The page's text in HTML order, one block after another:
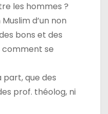
les hommes ?
d’un non
bons et des
comment se
part, que des
prof. théolog, ni